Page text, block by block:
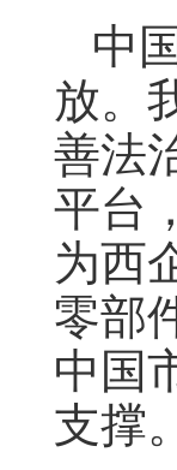
中
放。
善法
平台
为西
零部
中国
支撑。